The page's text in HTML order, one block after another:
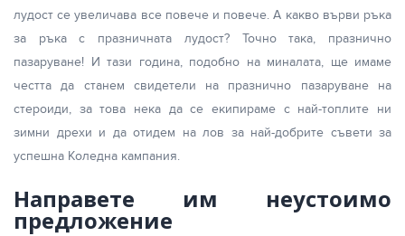
лудост се увеличава все повече и повече. А какво върви ръка
за ръка с празничната лудост? Точно така, празнично
пазаруване! И тази година, подобно на миналата, ще имаме
честта да станем свидетели на празнично пазаруване на
стероиди, за това нека да се екипираме с най-топлите ни
зимни дрехи и да отидем на лов за най-добрите съвети за
успешна Коледна кампания.
Направете им неустоимо
предложение